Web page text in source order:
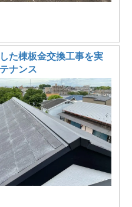
た棟板金交換工事を実
ナンス